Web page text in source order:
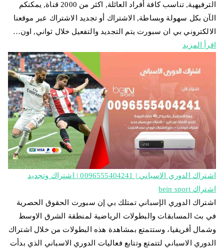
الترفيهية, تناسب كافة أفراد العائلة, اكثر من 2000 قناة, يمكنكم
الآن بكل سهولة وبساطة, الاشتراك أو تجديد الاشتراك عبر موقعنا
الالكتروني بي ان سبورت يتم التجديد والتفعيل خلال ثواني, اون…
اقرأ المزيد
اشتراك الدوري الاسباني | 0096555404241 | اشتراك وتجديد
اشتراك bein sport
اشتراك الدوري الإسباني تمتلك بي إن سبورت الحقوق الحصرية
في بث المسابقات والبطولات الرياضية لمنطقة الشرق الاوسط
وشمال أفريقيا، وستتمتع بمشاهدة هذه البطولات من خلال اشتراك
الدوري الاسباني لتتمتع وتتابع فعاليات الدوري الاسباني الذي بدأت